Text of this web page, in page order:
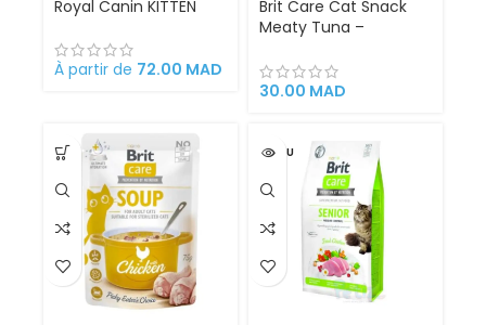
Royal Canin KITTEN
À partir de 72.00 MAD
Brit Care Cat Snack
Meaty Tuna –
Thon pour Chats –
50g
30.00 MAD
VENDU